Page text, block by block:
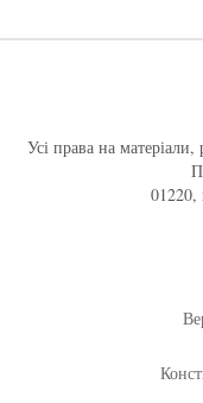
Усі права на
01220,